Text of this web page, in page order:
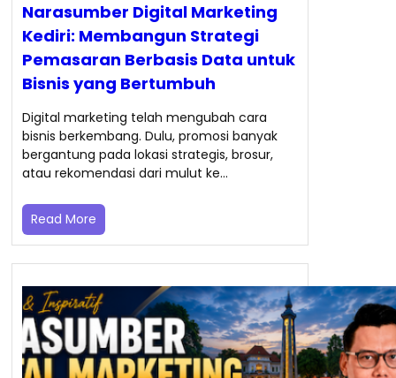
Narasumber Digital Marketing
Kediri: Membangun Strategi
Pemasaran Berbasis Data untuk
Bisnis yang Bertumbuh
Digital marketing telah mengubah cara
bisnis berkembang. Dulu, promosi banyak
bergantung pada lokasi strategis, brosur,
atau rekomendasi dari mulut ke…
Read More